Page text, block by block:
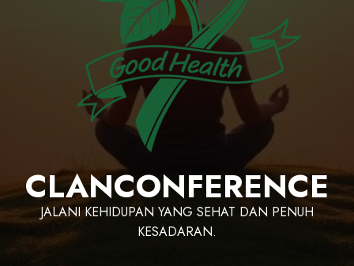
CLANCONFERENCE
JALANI KEHIDUPAN YANG SEHAT DAN PENUH
KESADARAN.